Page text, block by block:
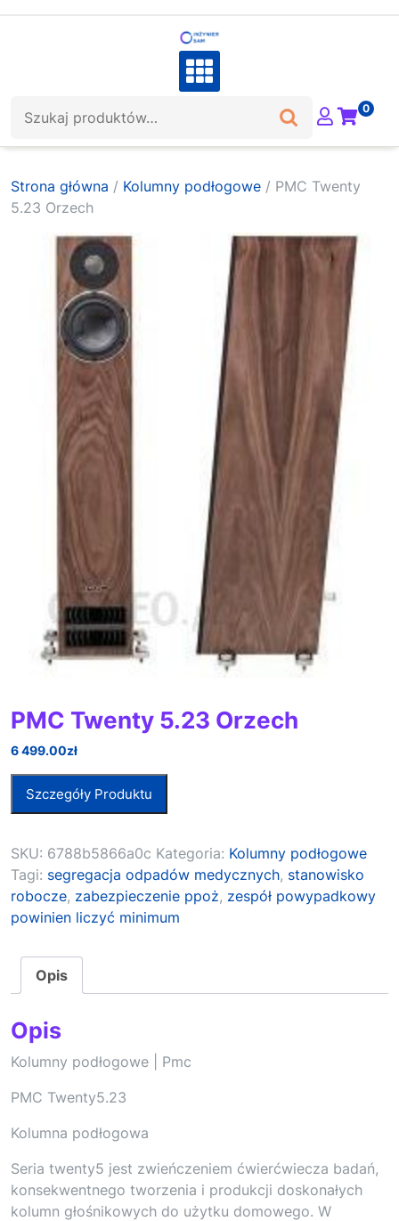
0
Strona główna / Kolumny podłogowe / PMC Twenty
5.23 Orzech
PMC Twenty 5.23 Orzech
6 499.00zł
Szczegóły Produktu
SKU: 6788b5866a0c Kategoria: Kolumny podłogowe
Tagi: segregacja odpadów medycznych, stanowisko
robocze, zabezpieczenie ppoż, zespół powypadkowy
powinien liczyć minimum
Opis
Opis
Kolumny podłogowe | Pmc
PMC Twenty5.23
Kolumna podłogowa
Seria twenty5 jest zwieńczeniem ćwierćwiecza badań,
konsekwentnego tworzenia i produkcji doskonałych
kolumn głośnikowych do użytku domowego. W